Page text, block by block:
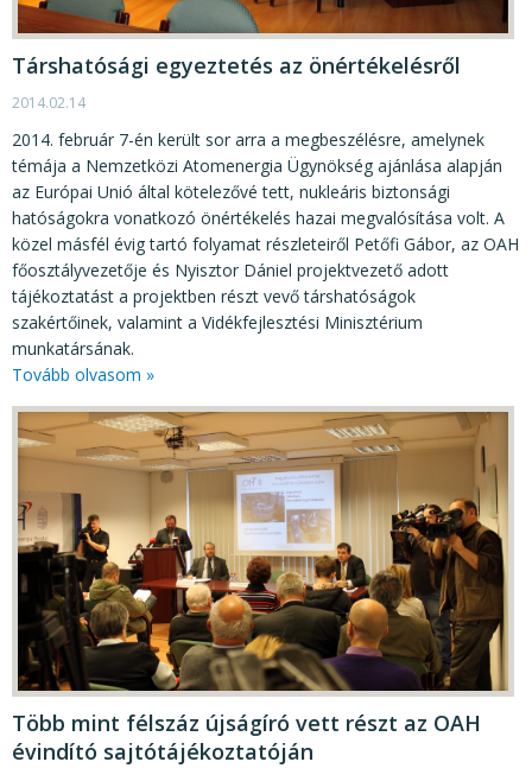
Társhatósági egyeztetés az önértékelésről
2014.02.14
2014. február 7-én került sor arra a megbeszélésre, amelynek
témája a Nemzetközi Atomenergia Ügynökség ajánlása alapján
az Európai Unió által kötelezővé tett, nukleáris biztonsági
hatóságokra vonatkozó önértékelés hazai megvalósítása volt. A
közel másfél évig tartó folyamat részleteiről Petőfi Gábor, az OAH
főosztályvezetője és Nyisztor Dániel projektvezető adott
tájékoztatást a projektben részt vevő társhatóságok
szakértőinek, valamint a Vidékfejlesztési Minisztérium
munkatársának.
Tovább olvasom »
Több mint félszáz újságíró vett részt az OAH
évindító sajtótájékoztatóján